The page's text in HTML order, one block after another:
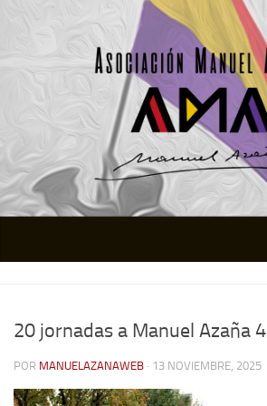
Actividades
20 jornadas a Manuel Azaña 4
POR MANUELAZANAWEB · 13 NOVIEMBRE, 2025